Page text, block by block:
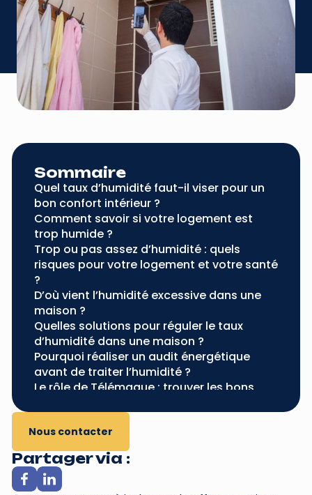
Sommaire
Quel taux d’humidité faut-il viser pour un
bon confort intérieur ?
Comment savoir si votre logement est
trop humide ?
Trop ou pas assez d’humidité : quels
risques pour votre logement et votre santé
?
D’où vient l’humidité excessive dans une
maison ?
Quelles solutions pour réguler le taux
d’humidité dans une maison ?
Pourquoi réaliser un audit énergétique
avant de traiter l’humidité ?
Le rôle de Télémaque : trouver les bons
Surveiller l’humidité pour préserver son
logement
Nous contacter
Partager via :